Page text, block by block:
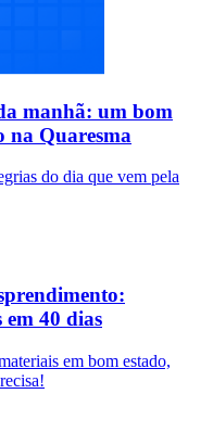
manhã: um bom
na Quaresma
do dia que vem pela
em 40 dias
em bom estado,